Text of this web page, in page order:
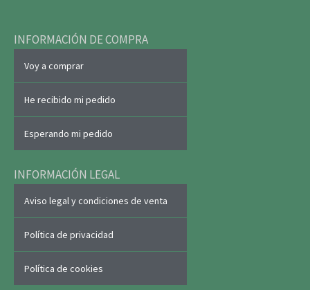
INFORMACIÓN DE COMPRA
Voy a comprar
He recibido mi pedido
Esperando mi pedido
INFORMACIÓN LEGAL
Aviso legal y condiciones de venta
Política de privacidad
Política de cookies